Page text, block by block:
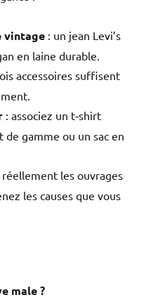
vintage : un jean Levi’s
en laine durable.
accessoires suffisent
: associez un t‑shirt
gamme ou un sac en
réellement les ouvrages
les causes que vous
male ?